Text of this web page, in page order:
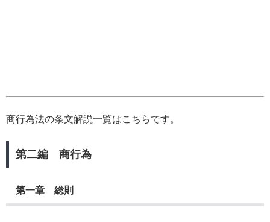
商行為法の条文解説一覧はこちらです。
第二編 商行為
第一章 総則